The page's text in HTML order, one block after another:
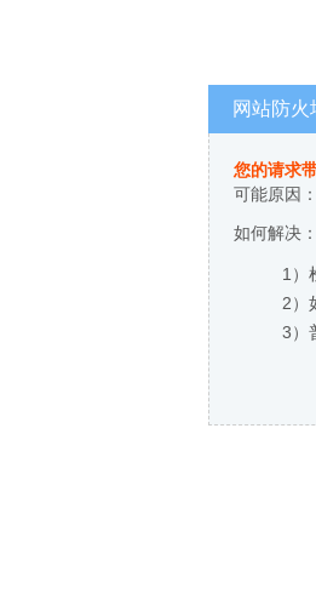
网站防火
您的请求
可能原因
如何解决：
1）
2）
3）